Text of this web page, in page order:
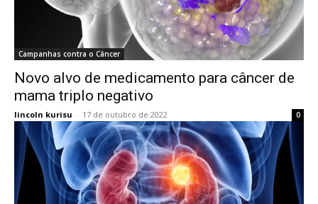
Campanhas contra o Câncer
Novo alvo de medicamento para câncer de
mama triplo negativo
lincoln kurisu - 17 de outubro de 2022 0